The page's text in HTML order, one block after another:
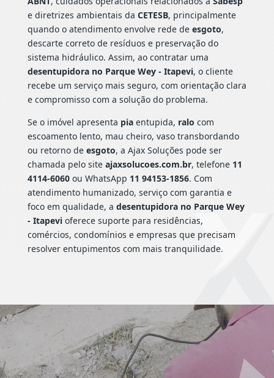
e diretrizes ambientais da CETESB, principalmente
quando o atendimento envolve rede de esgoto,
descarte correto de resíduos e preservação do
sistema hidráulico. Assim, ao contratar uma
desentupidora no Parque Wey - Itapevi, o cliente
recebe um serviço mais seguro, com orientação clara
e compromisso com a solução do problema.
Se o imóvel apresenta piaentupida, ralo com
escoamento lento, mau cheiro, vaso transbordando
ou retorno de esgoto, a Ajax Soluções pode ser
chamada pelo site ajaxsolucoes.com.br, telefone 11
4114-6060ou WhatsApp 11 94153-1856. Com
atendimento humanizado, serviço com garantia e
foco em qualidade, a desentupidora no Parque Wey
- Itapevioferece suporte para residências,
comércios, condomínios e empresas que precisam
resolver entupimentos com mais tranquilidade.